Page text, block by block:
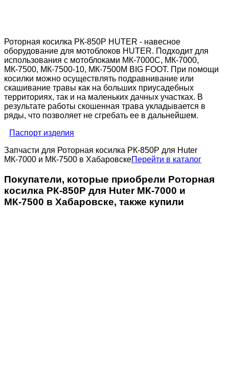
Роторная косилка РК-850Р HUTER - навесное
оборудование для мотоблоков HUTER. Подходит для
использования с мотоблоками МК-7000С, МК-7000,
МК-7500, МК-7500-10, МК-7500М BIG FOOT. При помощи
косилки можно осуществлять подравнивание или
скашивание травы как на больших приусадебных
территориях, так и на маленьких дачных участках. В
результате работы скошенная трава укладывается в
ряды, что позволяет не сгребать ее в дальнейшем.
Паспорт изделия
Запчасти для Роторная косилка РК-850Р для Huter
МК-7000 и МК-7500 в ХабаровскеПерейти в каталог
Покупатели, которые приобрели Роторная
косилка РК-850Р для Huter МК-7000 и
МК-7500 в Хабаровске, также купили